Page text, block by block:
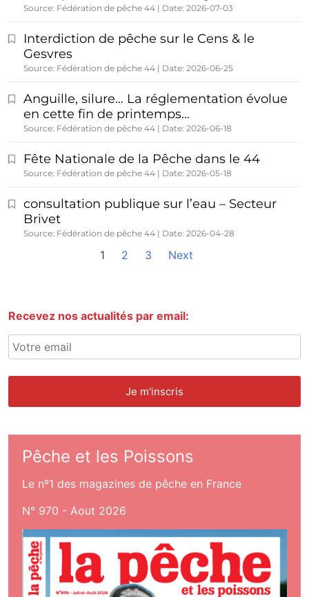
Source: Fédération de pêche 44 Date: 2026-07-03
Interdiction de pêche sur le Cens & le
Gesvres
Source: Fédération de pêche 44 Date: 2026-06-25
Anguille, silure… La réglementation évolue
en cette fin de printemps…
Source: Fédération de pêche 44 Date: 2026-06-18
Fête Nationale de la Pêche dans le 44
Source: Fédération de pêche 44 Date: 2026-05-18
consultation publique sur l’eau – Secteur
Brivet
Source: Fédération de pêche 44 Date: 2026-04-28
1 2 3 Next
Recevez nos actualités par email:
Pêche et les Poissons
Le nº1 des magazines de pêche en France
N° 970 - Aout 2026